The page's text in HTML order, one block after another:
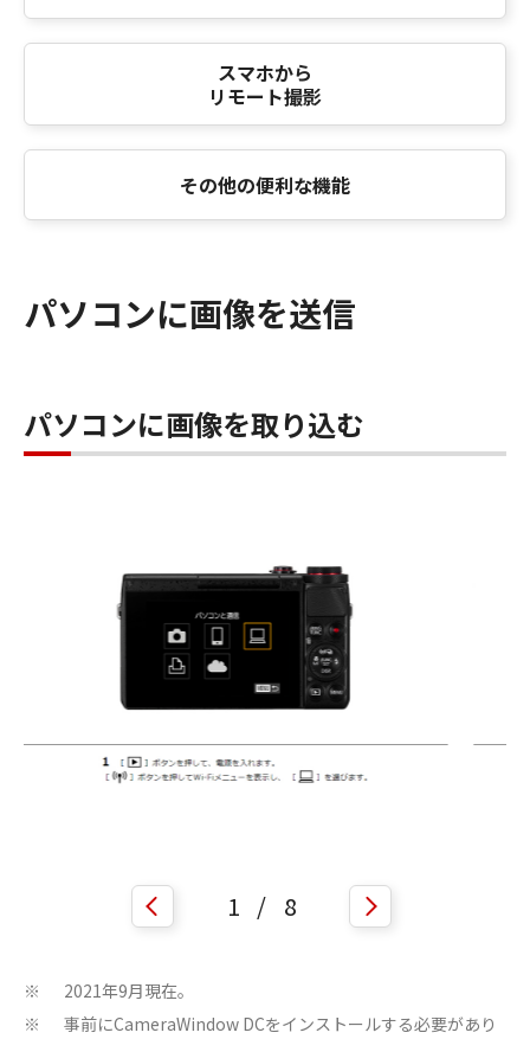
スマホから
リモート撮影
その他の便利な機能
パソコンに画像を送信
パソコンに画像を取り込む
1 / 8
※ 2021年9月現在。
※ 事前にCameraWindow DCをインストールする必要があり